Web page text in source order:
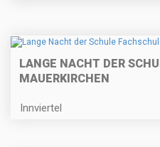
LANGE NACHT DER
MAUERKIRCHEN
Innviertel